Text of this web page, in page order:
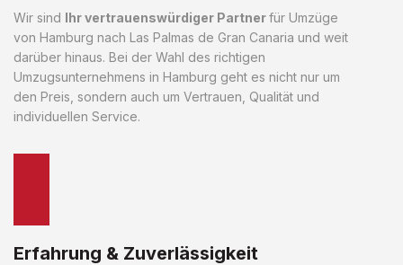
Wir sind Ihr vertrauenswürdiger Partnerfür Umzüge
von Hamburg nach Las Palmas de Gran Canaria und weit
darüber hinaus. Bei der Wahl des richtigen
Umzugsunternehmens in Hamburg geht es nicht nur um
den Preis, sondern auch um Vertrauen, Qualität und
individuellen Service.
Erfahrung & Zuverlässigkeit